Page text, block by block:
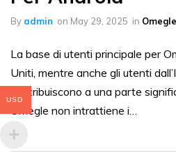
By admin on May 29, 2025 in Omegle
La base di utenti principale per
Uniti, mentre anche gli utenti
contribuiscono a una parte
Omegle non intrattiene i…
USD